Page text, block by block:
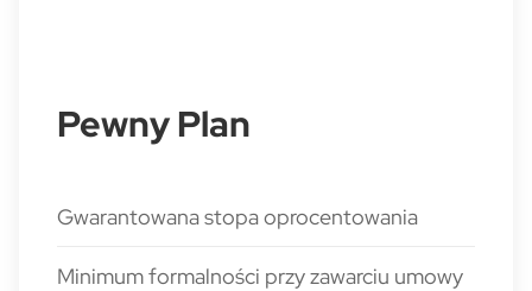
Pewny Plan
Gwarantowana stopa oprocentowania
Minimum formalności przy zawarciu umowy